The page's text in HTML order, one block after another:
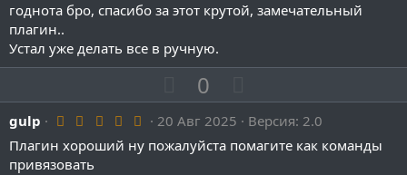
0
в
ё
годнота бро, спасибо за этот крутой, замечательный
плагин..
Устал уже делать все в ручную.
П
о
з
и
0
е
г
а
gulp 5
0
20 Авг 2025
Версия: 2.0
Плагин хороший ну пожалуйста помагите как команды
привязовать